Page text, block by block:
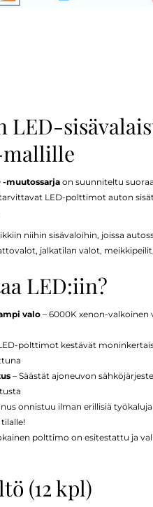
LED-
mallille
-muutossarja on suunniteltu
LED-polttimot auton
niihin sisävaloihin, joissa
jalkatilan valot,
LED:iin?
valo– 6000K xenon-
polttimot kestävät
– Säästät ajoneuvon
onnistuu ilman erillisiä
polttimo on esitestattu ja
(12 kpl)